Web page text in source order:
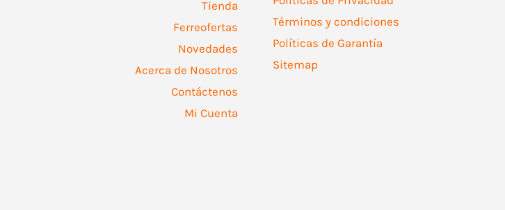
Tienda
Ferreofertas
Novedades
Acerca de Nosotros
Contáctenos
Mi Cuenta
Términos y condiciones
Políticas de Garantía
Sitemap